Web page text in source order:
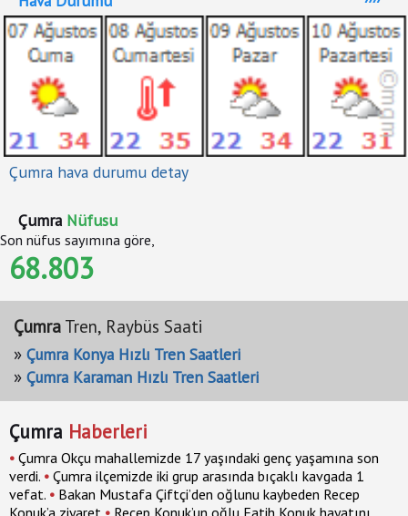
Çumra hava durumu detay
Çumra Nüfusu
Son nüfus sayımına göre,
68.803
Çumra Tren, Raybüs Saati
» Çumra Konya Hızlı Tren Saatleri
» Çumra Karaman Hızlı Tren Saatleri
Çumra Haberleri
• Çumra Okçu mahallemizde 17 yaşındaki genç yaşamına son
verdi. • Çumra ilçemizde iki grup arasında bıçaklı kavgada 1
vefat. • Bakan Mustafa Çiftçi’den oğlunu kaybeden Recep